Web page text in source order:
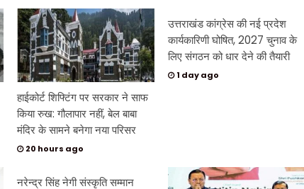
हाईकोर्ट शिफ्टिंग पर सरकार ने साफ
किया रुख: गौलापार नहीं, बेल बाबा
मंदिर के सामने बनेगा नया परिसर
20 hours ago
उत्तराखंड कांग्रेस की नई प्रदेश
कार्यकारिणी घोषित, 2027 चुनाव के
लिए संगठन को धार देने की तैयारी
1 day ago
नरेन्द्र सिंह नेगी संस्कृति सम्मान